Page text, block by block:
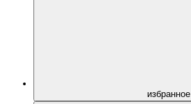
избранное